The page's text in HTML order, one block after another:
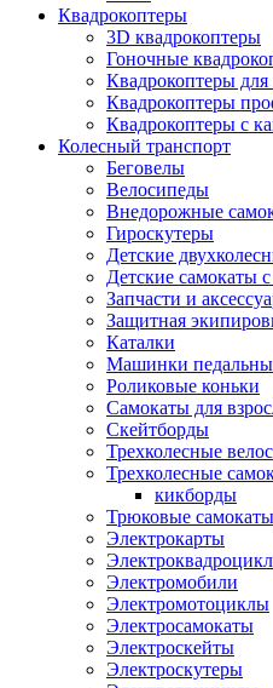
Квадрокоптеры
3D квадрокоптеры
Гоночные
Квадрокоптеры
Квадрокоптеры
Квадрокоптеры с
Колесный транспорт
Беговелы
Велосипеды
Внедорожные
Гироскутеры
Детские
Детские самокаты
Запчасти и
Защитная
Каталки
Машинки
Роликовые коньки
Самокаты для
Скейтборды
Трехколесные
Трехколесные
кикборды
Трюковые самокаты
Электрокарты
Электромобили
Электромотоциклы
Электросамокаты
Электроскейты
Электроскутеры